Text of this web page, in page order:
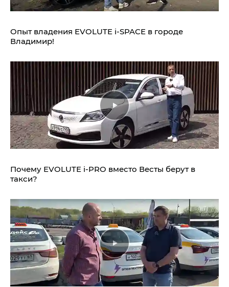
Опыт владения EVOLUTE i‑SPACE в городе
Владимир!
Почему EVOLUTE i‑PRO вместо Весты берут в
такси?